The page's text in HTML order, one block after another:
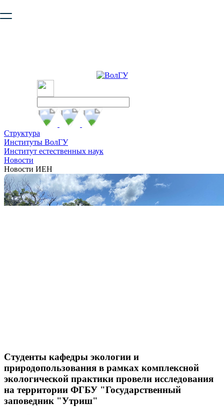
безопасную работу с сайтом. Пожалуйста
Структура
Институты ВолГУ
Институт естественных наук
Новости
Новости ИЕН
Студенты кафедры экологии и
природопользования в рамках комплексной
экологической практики провели исследования
на территории ФГБУ "Государственный
заповедник "Утриш"